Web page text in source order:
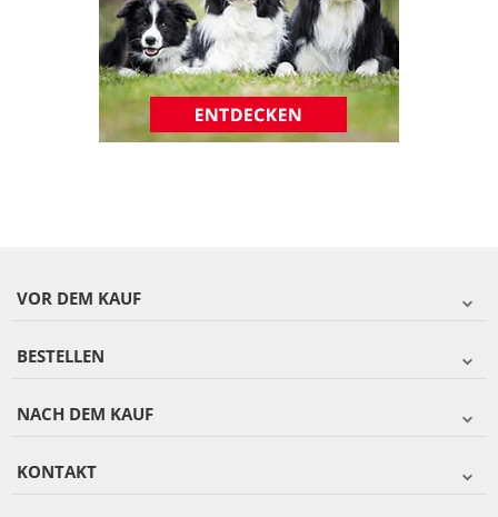
VOR DEM KAUF
BESTELLEN
NACH DEM KAUF
KONTAKT